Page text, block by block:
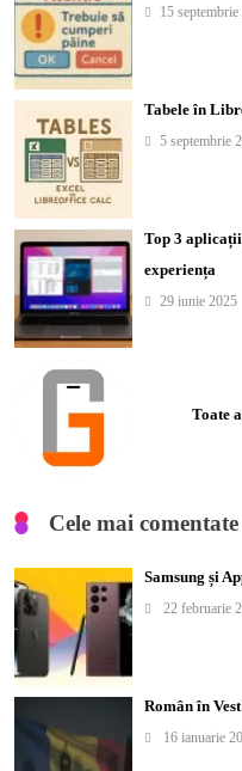
15
Tabele în
5 septembrie
Top 3
experiența
29 iunie 2025
Toate
Cele mai
Samsung și
22 februarie
Român în
16 ianuarie